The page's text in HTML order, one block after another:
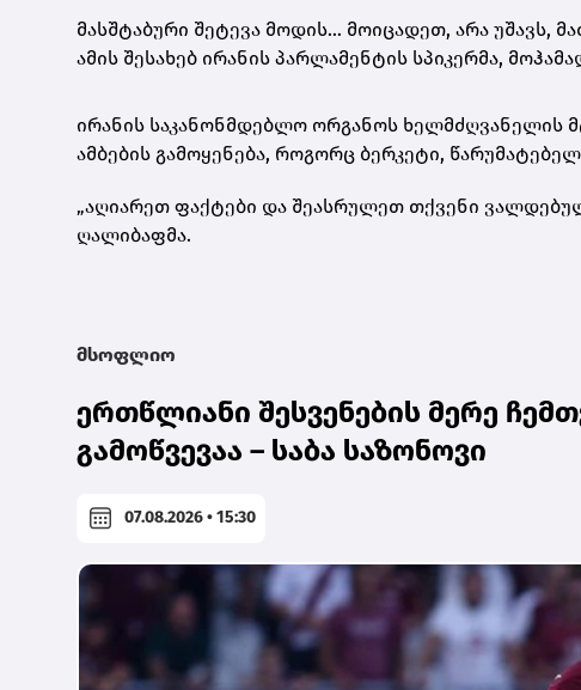
მასშტაბური შეტევა მოდის… მოიცადეთ, არა უშავს,
ამის შესახებ ირანის პარლამენტის სპიკერმა,
ირანის საკანონმდებლო ორგანოს ხელმძღვანელის
ამბების გამოყენება, როგორც ბერკეტი,
„აღიარეთ ფაქტები და შეასრულეთ თქვენი
ღალიბაფმა.
მსოფლიო
ერთწლიანი შესვენების მერე
გამოწვევაა – საბა საზონოვი
07.08.2026 • 15:30